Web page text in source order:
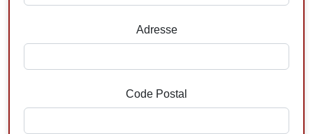
Adresse
Code Postal